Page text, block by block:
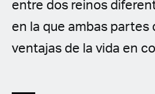
Polish
entre dos reinos
en la que ambas partes
ventajas de la vida en